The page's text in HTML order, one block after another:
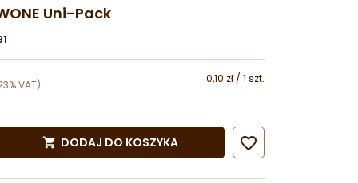
Uni-Pack
VAT) 0,10 zł / 1 szt.
 DODAJ DO KOSZYKA 